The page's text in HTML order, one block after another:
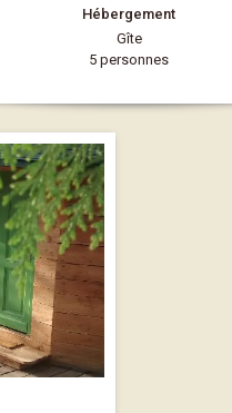
Hébergement
Gîte
5 personnes